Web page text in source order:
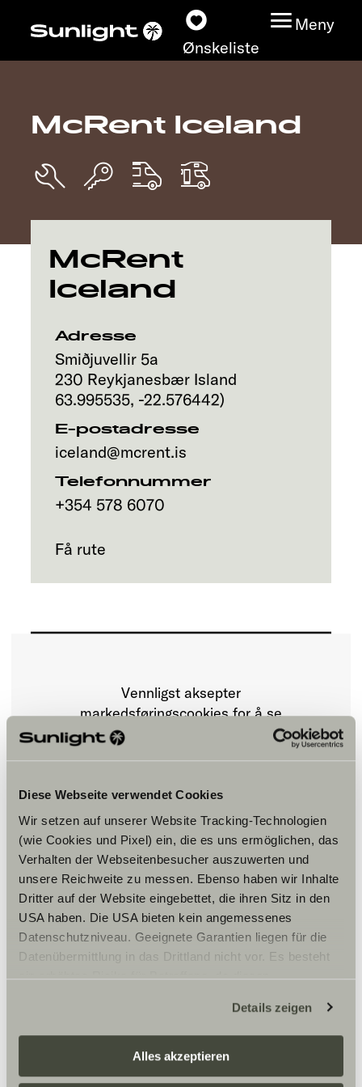
Diese Webseite verwendet Cookies
Wir setzen auf unserer Website Tracking-Technologien
(wie Cookies und Pixel) ein, die es uns ermöglichen, das
Verhalten der Webseitenbesucher auszuwerten und
unsere Reichweite zu messen. Ebenso haben wir Inhalte
Dritter auf der Website eingebettet, die ihren Sitz in den
USA haben. Die USA bieten kein angemessenes
Datenschutzniveau. Geeignete Garantien liegen für die
Datenübermittlung in das Drittland nicht vor. Es besteht
ein erhöhtes Risiko für Betroffene, da diesen
zustehen. Eingesetzte Dienstleister können Daten für
eigene Zwecke verarbeiten und mit anderen Daten
zusammenführen. Weitere Informationen finden Sie hier:
Datenschutzerklärung
Details zeigen
Alles akzeptieren
Ønskeliste
Meny
Modeller
Konfigurator
Finn din Sunlight
Finn forhandler
Service
McRent Iceland
McRent
Iceland
Adresse
Smiðjuvellir 5a
230 Reykjanesbær Island
63.995535, -22.576442)
E-postadresse
iceland@mcrent.is
Telefonnummer
+354 578 6070
Få rute
Åpningstider
09:00 until 18:00
Vennligst aksepter
markedsføringscookies for å se
Innstillinger for cookies